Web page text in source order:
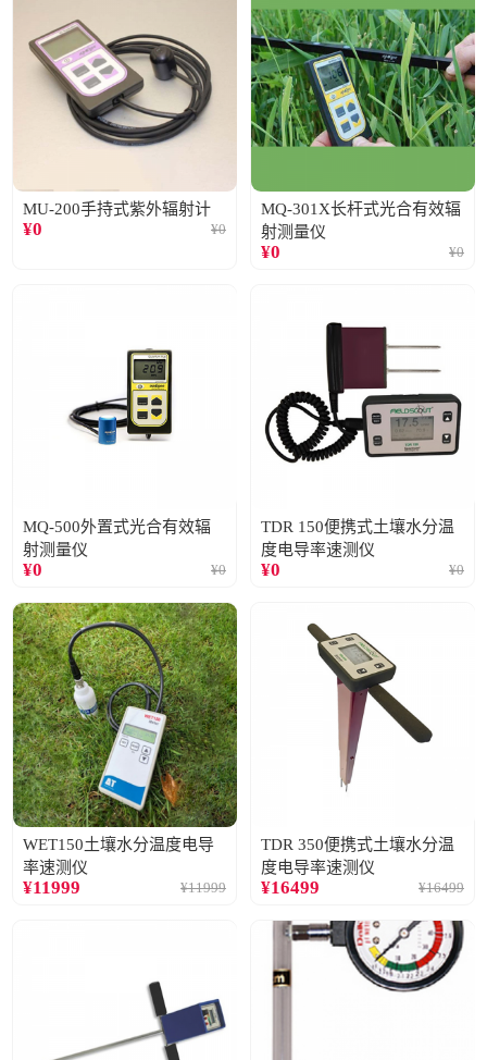
MU-200手持式紫外辐射计
¥0 ¥0
MQ-301X长杆式光合有效辐
射测量仪
¥0 ¥0
MQ-500外置式光合有效辐
射测量仪
¥0 ¥0
TDR 150便携式土壤水分温
度电导率速测仪
¥0 ¥0
WET150土壤水分温度电导
率速测仪
¥11999 ¥11999
TDR 350便携式土壤水分温
度电导率速测仪
¥16499 ¥16499